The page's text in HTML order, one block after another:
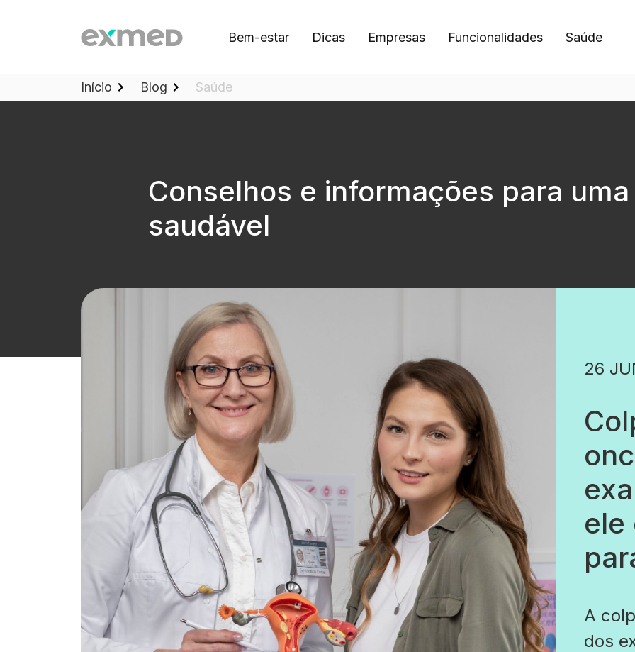
Bem-estar Dicas Empresas Funcionalidades Saúde
Início Blog Saúde
Conselhos e informações para
saudável
26
ele
A
dos